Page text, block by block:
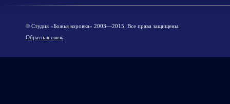
© Cтудия «Божья коровка» 2003—2015. Все права защищены.
Обратная связь